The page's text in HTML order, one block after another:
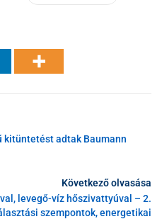
kitüntetést adtak Baumann
Következő olvasása
levegő-víz hőszivattyúval – 2.
szempontok, energetikai